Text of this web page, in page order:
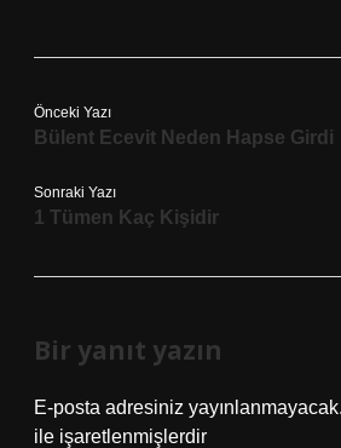
Önceki Yazı
Bülent Ecevit Neden Hapse Girdi
Sonraki Yazı
1 Tümen Kaç Kişidir
Bir yanıt yazın
E-posta adresiniz yayınlanmayacak.
ile işaretlenmişlerdir